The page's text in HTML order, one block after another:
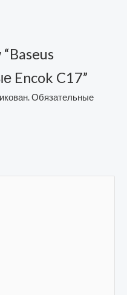
Encok C17”
Обязательные